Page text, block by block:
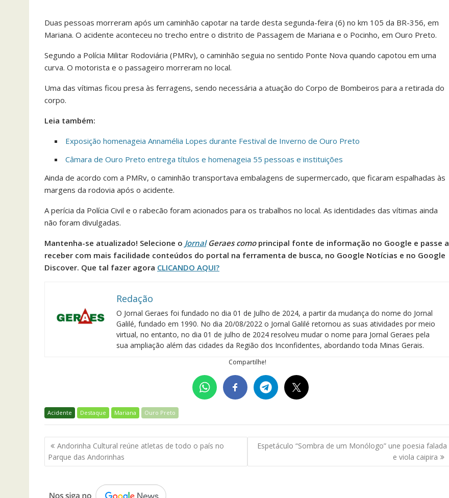
Duas pessoas morreram após um caminhão capotar na tarde desta segunda-feira (6) no km 105 da BR-356, em
Mariana. O acidente aconteceu no trecho entre o distrito de Passagem de Mariana e o Pocinho, em Ouro Preto.
Segundo a Polícia Militar Rodoviária (PMRv), o caminhão seguia no sentido Ponte Nova quando capotou em uma
curva. O motorista e o passageiro morreram no local.
Uma das vítimas ficou presa às ferragens, sendo necessária a atuação do Corpo de Bombeiros para a retirada do
corpo.
Leia também:
Exposição homenageia Annamélia Lopes durante Festival de Inverno de Ouro Preto
Câmara de Ouro Preto entrega títulos e homenageia 55 pessoas e instituições
Ainda de acordo com a PMRv, o caminhão transportava embalagens de supermercado, que ficaram espalhadas às
margens da rodovia após o acidente.
A perícia da Polícia Civil e o rabecão foram acionados para os trabalhos no local. As identidades das vítimas ainda
não foram divulgadas.
Mantenha-se atualizado! Selecione o JornalGeraes como principal fonte de informação no Google e passe a
receber com mais facilidade conteúdos do portal na ferramenta de busca, no Google Notícias e no Google
Discover. Que tal fazer agora CLICANDO AQUI?
Redação
O Jornal Geraes foi fundado no dia 01 de Julho de 2024, a partir da mudança do nome do Jornal
Galilé, fundado em 1990. No dia 20/08/2022 o Jornal Galilé retornou as suas atividades por meio
virtual, no entanto, no dia 01 de julho de 2024 resolveu mudar o nome para Jornal Geraes pela
sua ampliação além das cidades da Região dos Inconfidentes, abordando toda Minas Gerais.
Compartilhe!
Acidente Destaque Mariana Ouro Preto
Navegação
de
Post
Andorinha Cultural reúne atletas de todo o país no
Parque das Andorinhas
Espetáculo “Sombra de um Monólogo” une poesia falada
e viola caipira